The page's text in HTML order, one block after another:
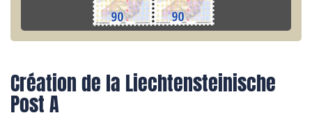
Création de la Liechtensteinische
Post A